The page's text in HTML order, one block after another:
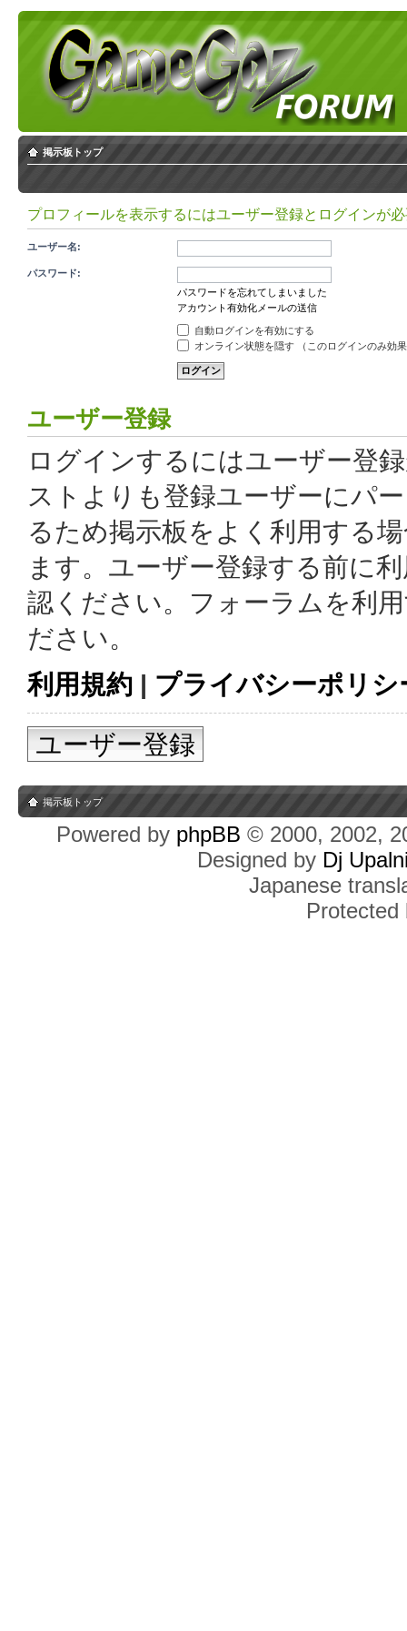
掲示板トップ
プロフィールを表示するにはユーザー登録とログインが
ユーザー名:
パスワード:
パスワードを忘れてしまいました
アカウント有効化メールの送信
自動ログインを有効にする
オンライン状態を隠す （このログインのみ効
ユーザー登録
ログインするにはユーザー登
ストよりも登録ユーザーにパ
るため掲示板をよく利用する
ます。ユーザー登録する前に
認ください。フォーラムを利
ださい。
利用規約 | プライバシーポリシ
ユーザー登録
掲示板トップ
Powered by phpBB © 2000, 2002,
Designed by Dj
Japanese